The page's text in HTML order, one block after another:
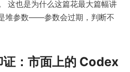
这也是为什么这篇花最大篇幅讲
堆参数——参数会过期，判断不
：市面上的 Codex